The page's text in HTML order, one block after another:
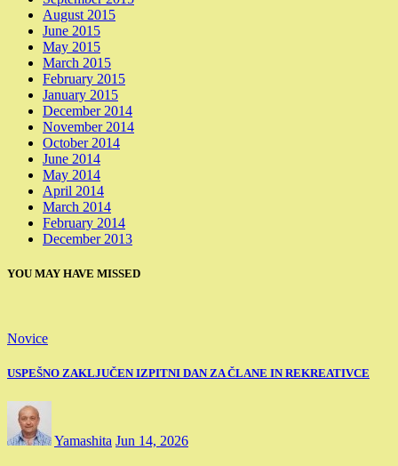
August 2015
June 2015
May 2015
March 2015
February 2015
January 2015
December 2014
November 2014
October 2014
June 2014
May 2014
April 2014
March 2014
February 2014
December 2013
YOU MAY HAVE MISSED
Novice
USPEŠNO ZAKLJUČEN IZPITNI DAN ZA ČLANE IN REKREATIVCE
Yamashita Jun 14, 2026